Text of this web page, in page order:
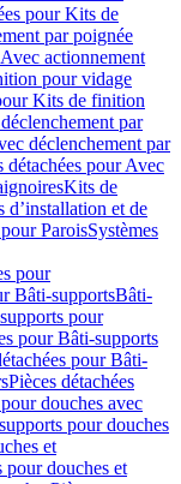
pour Kits de
par poignée
actionnement
pour vidage
Kits de finition
par
déclenchement par
détachées pour Avec
Kits de
d’installation et de
ParoisSystèmes
pour
Bâti-supportsBâti-
pour
pour Bâti-supports
pour Bâti-
Pièces détachées
douches avec
pour douches
et
pour douches et